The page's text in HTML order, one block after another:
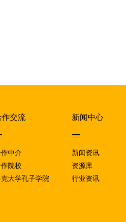
作交流
中介
院校
大学孔子学院
新闻中心
新闻资讯
资源库
行业资讯